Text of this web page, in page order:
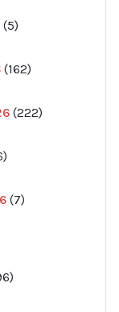
5
produkter
162
produkter
222
produkter
produkter
7
produkter
produkter